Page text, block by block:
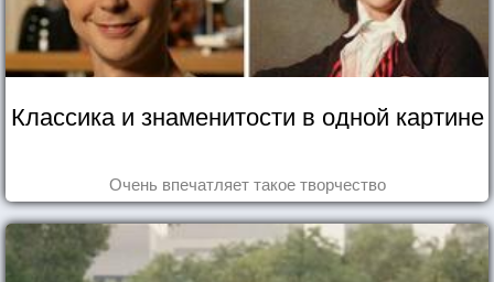
Классика и знаменитости в одной картине
Очень впечатляет такое творчество